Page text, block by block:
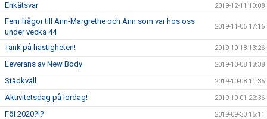
Enkätsvar 2019-12-11 10:08
Fem frågor till Ann-Margrethe och Ann som var hos oss
under vecka 44
2019-11-06 17:16
Tänk på hastigheten! 2019-10-18 13:26
Leverans av New Body 2019-10-08 13:38
Städkväll 2019-10-08 11:35
Aktivitetsdag på lördag! 2019-10-01 22:36
Föl 2020?!? 2019-09-30 15:11